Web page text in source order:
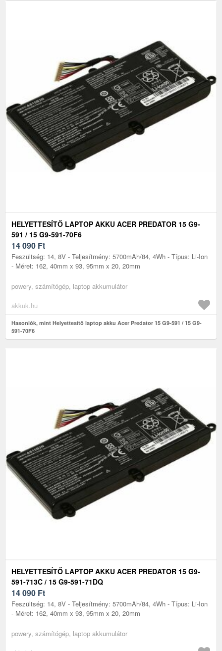
HELYETTESÍTŐ LAPTOP AKKU ACER PREDATOR 15 G9-
591 / 15 G9-591-70F6
14 090 Ft
Feszültség: 14, 8V - Teljesítmény: 5700mAh/84, 4Wh - Típus: Li-Ion
- Méret: 162, 40mm x 93, 95mm x 20, 20mm
powery, számítógép, laptop akkumulátor
akkuk.hu
Hasonlók, mint Helyettesítő laptop akku Acer Predator 15 G9-591 / 15 G9-
591-70F6
HELYETTESÍTŐ LAPTOP AKKU ACER PREDATOR 15 G9-
591-713C / 15 G9-591-71DQ
14 090 Ft
Feszültség: 14, 8V - Teljesítmény: 5700mAh/84, 4Wh - Típus: Li-Ion
- Méret: 162, 40mm x 93, 95mm x 20, 20mm
powery, számítógép, laptop akkumulátor